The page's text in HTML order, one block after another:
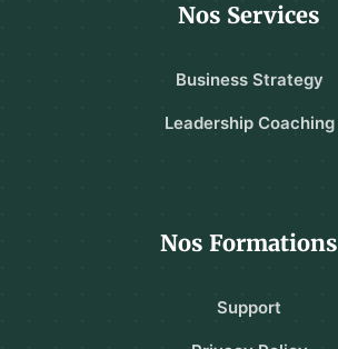
Nos Services
Business Strategy
Leadership Coaching
Nos Formations
Support